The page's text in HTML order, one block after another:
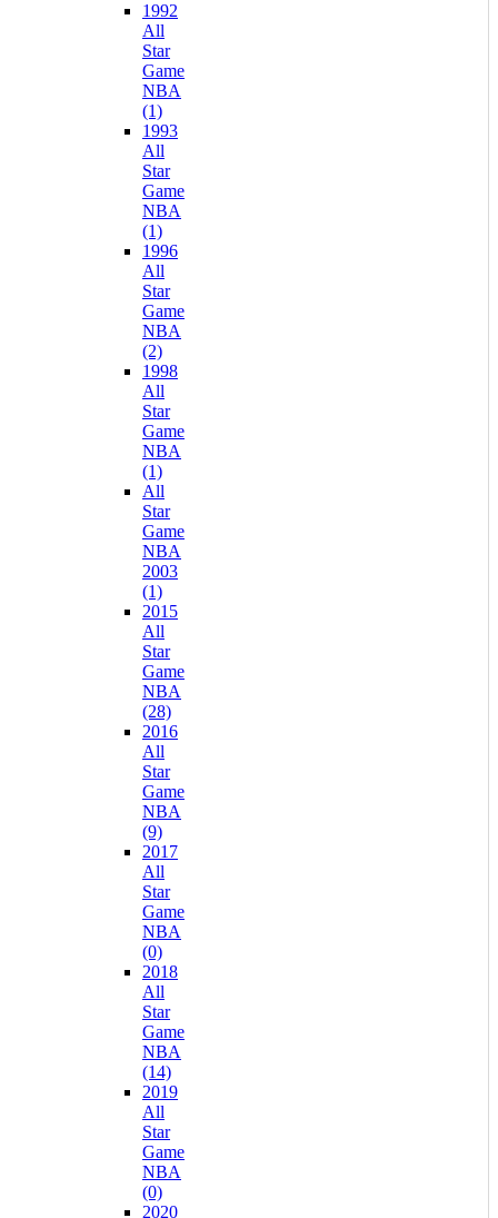
1992
All
Star
Game
NBA
(1)
1993
All
Star
Game
NBA
(1)
1996
All
Star
Game
NBA
(2)
1998
All
Star
Game
NBA
(1)
All
Star
Game
NBA
2003
(1)
2015
All
Star
Game
NBA
(28)
2016
All
Star
Game
NBA
(9)
2017
All
Star
Game
NBA
(0)
2018
All
Star
Game
NBA
(14)
2019
All
Star
Game
NBA
(0)
2020